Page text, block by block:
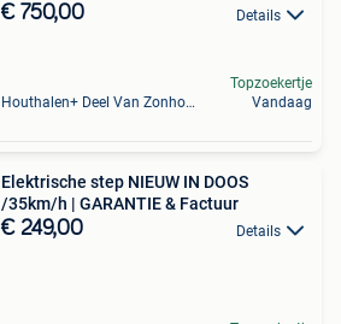
€ 750,00 Details
Houthalen+ Deel Van Zonhoven En Zolder
Topzoekertje
Vandaag
Elektrische step NIEUW IN DOOS
/35km/h | GARANTIE & Factuur
€ 249,00 Details